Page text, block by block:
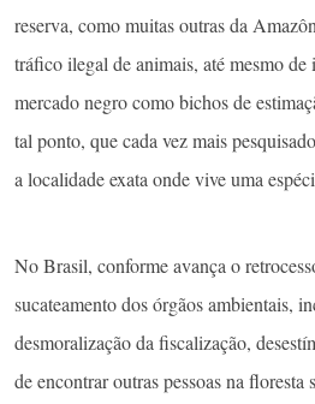
reserva, como muitas outras da
tráfico ilegal de animais, até mesmo
mercado negro como bichos de
tal ponto, que cada vez mais
a localidade exata onde vive uma
No Brasil, conforme avança o
sucateamento dos órgãos ambientais,
desmoralização da fiscalização,
de encontrar outras pessoas na floresta